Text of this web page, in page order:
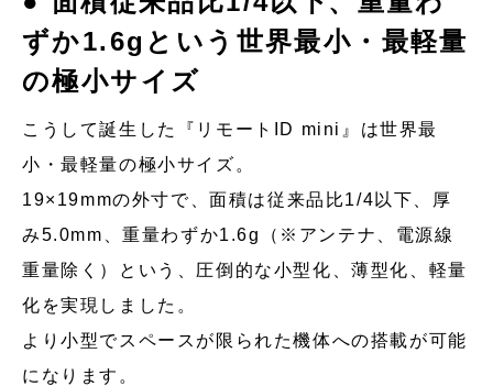
ずか1.6gという世界最小・最軽量
の極小サイズ
こうして誕生した『リモートID mini』は世界最
小・最軽量の極小サイズ。
19×19mmの外寸で、面積は従来品比1/4以下、厚
み5.0mm、重量わずか1.6g（※アンテナ、電源線
重量除く）という、圧倒的な小型化、薄型化、軽量
化を実現しました。
より小型でスペースが限られた機体への搭載が可能
になります。